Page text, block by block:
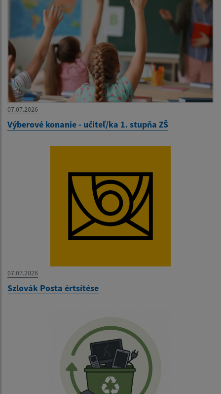
07.07.2026
Výberové konanie - učiteľ/ka 1. stupňa ZŠ
07.07.2026
Szlovák Posta értsítése